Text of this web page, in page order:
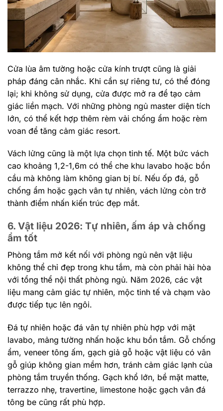
Cửa lùa âm tường hoặc cửa kính trượt cũng là giải
pháp đáng cân nhắc. Khi cần sự riêng tư, có thể đóng
lại; khi không sử dụng, cửa được mở ra để tạo cảm
giác liền mạch. Với những phòng ngủ master diện tích
lớn, có thể kết hợp thêm rèm vải chống ẩm hoặc rèm
voan để tăng cảm giác resort.
Vách lửng cũng là một lựa chọn tinh tế. Một bức vách
cao khoảng 1,2-1,6m có thể che khu lavabo hoặc bồn
cầu mà không làm không gian bị bí. Nếu ốp đá, gỗ
chống ẩm hoặc gạch vân tự nhiên, vách lửng còn trở
thành điểm nhấn kiến trúc đẹp mắt.
6. Vật liệu 2026: Tự nhiên, ấm áp và chống
ẩm tốt
Phòng tắm mở kết nối với phòng ngủ nên vật liệu
không thể chỉ đẹp trong khu tắm, mà còn phải hài hòa
với tổng thể nội thất phòng ngủ. Năm 2026, các vật
liệu mang cảm giác tự nhiên, mộc tinh tế và chạm vào
được tiếp tục lên ngôi.
Đá tự nhiên hoặc đá vân tự nhiên phù hợp với mặt
lavabo, mảng tường nhấn hoặc khu bồn tắm. Gỗ chống
ẩm, veneer tông ấm, gạch giả gỗ hoặc vật liệu có vân
gỗ giúp không gian mềm hơn, tránh cảm giác lạnh của
phòng tắm truyền thống. Gạch khổ lớn, bề mặt matte,
terrazzo nhẹ, travertine, limestone hoặc gạch vân đá
tông be cũng rất phù hợp.